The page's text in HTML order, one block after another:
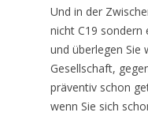
Und in der
nicht C19
und überlegen Sie
Gesellschaft,
präventiv schon
wenn Sie sich